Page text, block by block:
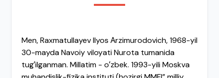
Men, Raxmatullayev Ilyos Аrzimurodovich, 1968-yil
30-mayda Navoiy viloyati Nurota tumanida
tugʼilganman. Millatim - oʼzbek. 1993-yili Moskva